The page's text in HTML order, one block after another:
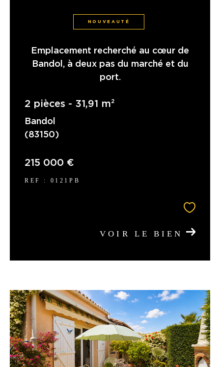
NOUVEAUTÉ
Emplacement recherché au cœur de
Bandol, à deux pas du marché et du
port.
2 pièces - 31,91 m²
Bandol
(83150)
215 000 €
REF : 0121PB
VOIR LE BIEN